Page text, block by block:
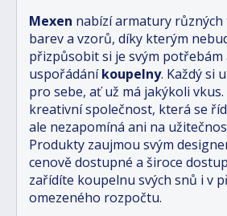
Mexen nabízí armatury
barev a vzorů, díky kterým
přizpůsobit si je svým potřebám
uspořádáníkoupelny. Každý si
pro sebe, ať už má jakýkoli vkus.
kreativní společnost, která se
ale nezapomíná ani na
Produkty zaujmou svým
cenově dostupné a široce
zařídíte koupelnu svých snů i v
omezeného rozpočtu.